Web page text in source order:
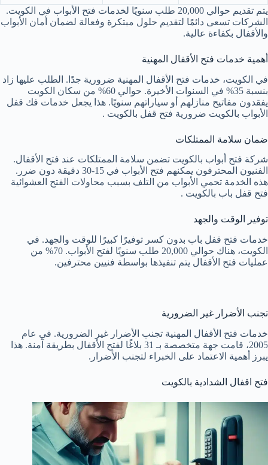
يتم تقديم حوالي 20,000 طلب سنويًا لخدمات فتح الأبواب في الكويت.
الشركات تسعى دائمًا لتقديم حلول مبتكرة وفعالة لضمان أمان الأبواب
والأقفال بكفاءة عالية.
أهمية خدمات فتح الأقفال المهنية
في الكويت، خدمات فتح الأقفال المهنية ضرورية جدًا. الطلب عليها زاد
بنسبة 35% في السنوات الأخيرة. حوالي 60% من سكان الكويت
يفقدون مفاتيح منازلهم أو سياراتهم سنويًا. هذا يجعل خدمات فك قفل
الأبواب بالكويت ضرورية فتح قفل بالكويت .
ضمان سلامة الممتلكات
شركة فتح أبواب بالكويت تضمن سلامة الممتلكات عند فتح الأقفال.
الفنيون المحترفون يمكنهم فتح الأبواب في 15-30 دقيقة دون ضرر.
هذه الخدمة تحمي الأبواب من التلف بسبب محاولات الفتح العشوائية
فتح قفل باب بالكويت .
توفير الوقت والجهد
خدمات فتح قفل باب بدون كسر توفيرًا كبيرًا للوقت والجهد. في
الكويت، هناك حوالي 20,000 طلب سنويًا لفتح الأبواب. 70% من
عمليات فتح الأقفال يتم تنفيذها بواسطة فنيين محترفين.
تجنب الأضرار غير الضرورية
خدمات فتح الأقفال المهنية تجنب الأضرار غير الضرورية. في عام
2005، قامت جهة متخصصة بـ 31 بلاغًا لفتح الأقفال بطريقة آمنة. هذا
يبرز أهمية الاعتماد على الخبراء لتجنب الأضرار.
فتح اقفال الشدادية بالكويت